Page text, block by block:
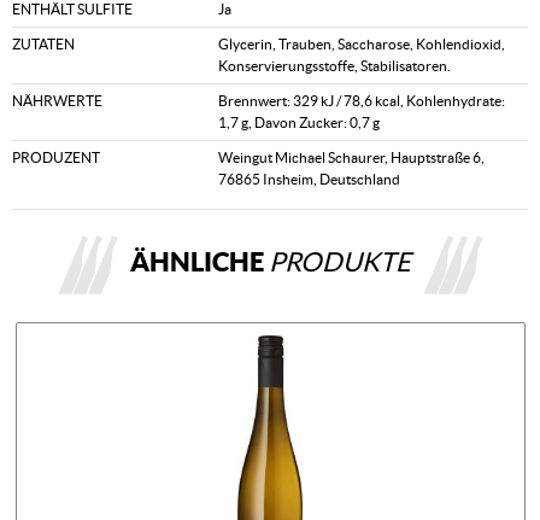
ENTHÄLT SULFITE Ja
ZUTATEN
Glycerin, Trauben, Saccharose, Kohlendioxid,
Konservierungsstoffe, Stabilisatoren.
NÄHRWERTE
Brennwert: 329 kJ / 78,6 kcal, Kohlenhydrate:
1,7 g, Davon Zucker: 0,7 g
PRODUZENT
Weingut Michael Schaurer, Hauptstraße 6,
76865 Insheim, Deutschland
ÄHNLICHE PRODUKTE